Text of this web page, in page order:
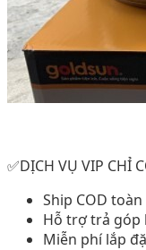
✅DỊCH VỤ VIP CHỈ
Ship COD
Hỗ trợ trả góp
Miễn phí lắp